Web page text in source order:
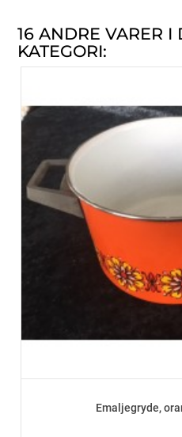
16 ANDRE VARER I
KATEGORI:
Emaljegryde,